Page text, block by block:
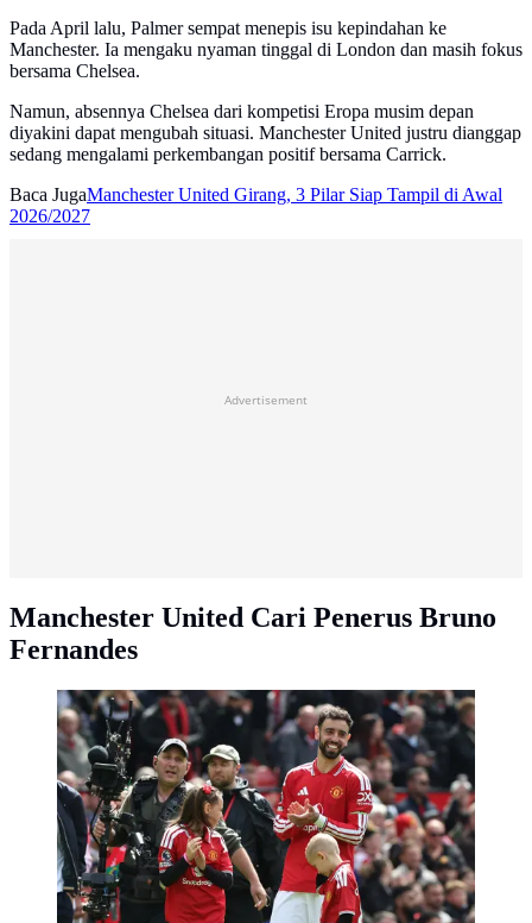
Pada April lalu, Palmer sempat menepis isu kepindahan ke
Manchester. Ia mengaku nyaman tinggal di London dan masih fokus
bersama Chelsea.
Namun, absennya Chelsea dari kompetisi Eropa musim depan
diyakini dapat mengubah situasi. Manchester United justru dianggap
sedang mengalami perkembangan positif bersama Carrick.
Baca JugaManchester United Girang, 3 Pilar Siap Tampil di Awal
2026/2027
Advertisement
Manchester United Cari Penerus Bruno
Fernandes